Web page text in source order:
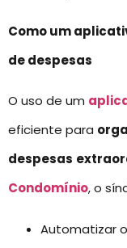
Como um
de despesas
O uso de um
eficiente para
despesas
Condomínio, o
Automatizar